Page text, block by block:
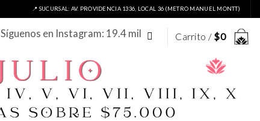
📍 SUCURSAL: AV. PROVIDENCIA 1336, LOCAL 36 (METRO MANUEL MONTT)
Síguenos en Instagram: 19.4 mil Carrito / $0